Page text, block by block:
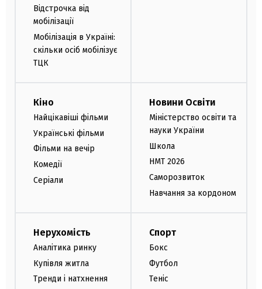
Відстрочка від
мобілізації
Мобілізація в Україні:
скільки осіб мобілізує
ТЦК
Кіно
Найцікавіші фільми
Українські фільми
Фільми на вечір
Комедії
Серіали
Новини Освіти
Міністерство освіти та
науки України
Школа
НМТ 2026
Саморозвиток
Навчання за кордоном
Нерухомість
Аналітика ринку
Купівля житла
Тренди і натхнення
Спорт
Бокс
Футбол
Теніс